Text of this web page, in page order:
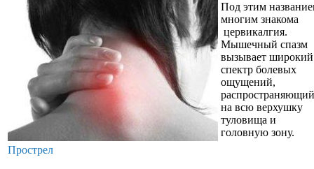
Прострел
Под этим
многим знакома
цервикалгия.
Мышечный спазм
вызывает широкий
спектр болевых
ощущений,
на всю верхушку
туловища и
головную зону.